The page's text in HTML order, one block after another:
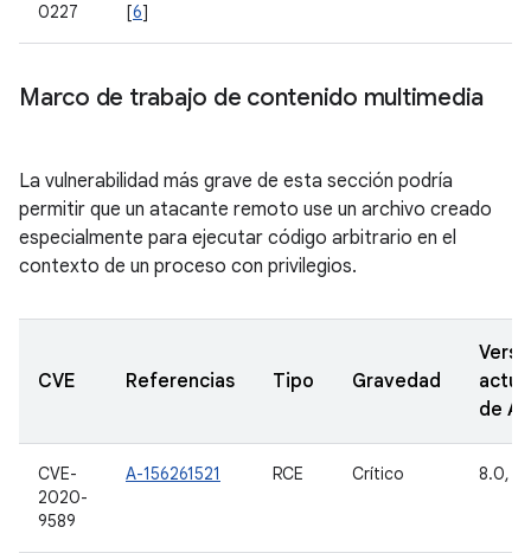
0227
[6]
Marco de trabajo de contenido multimedia
La vulnerabilidad más grave de esta sección podría
permitir que un atacante remoto use un archivo creado
especialmente para ejecutar código arbitrario en el
contexto de un proceso con privilegios.
CVE Referencias Tipo Gravedad
de
CVE-
2020-
9589
A-156261521 RCE Crítico 8.0,